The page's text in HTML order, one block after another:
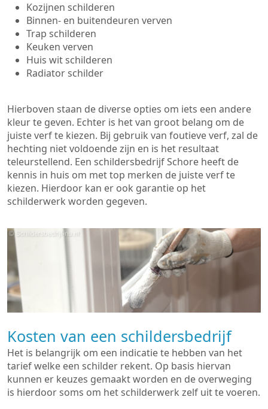
Kozijnen schilderen
Binnen- en buitendeuren verven
Trap schilderen
Keuken verven
Huis wit schilderen
Radiator schilder
Hierboven staan de diverse opties om iets een andere
kleur te geven. Echter is het van groot belang om de
juiste verf te kiezen. Bij gebruik van foutieve verf, zal de
hechting niet voldoende zijn en is het resultaat
teleurstellend. Een schildersbedrijf Schore heeft de
kennis in huis om met top merken de juiste verf te
kiezen. Hierdoor kan er ook garantie op het
schilderwerk worden gegeven.
Kosten van een schildersbedrijf
Het is belangrijk om een indicatie te hebben van het
tarief welke een schilder rekent. Op basis hiervan
kunnen er keuzes gemaakt worden en de overweging
is hierdoor soms om het schilderwerk zelf uit te voeren.